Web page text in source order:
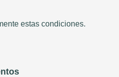
estas condiciones.